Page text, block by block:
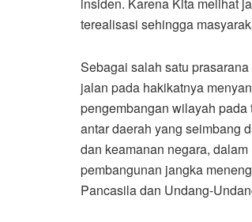
terealisasi sehingga
Sebagai salah satu
jalan pada hakikatnya
pengembangan wilayah
antar daerah yang seimbang
dan keamanan negara,
pembangunan jangka
Pancasila dan Undang-